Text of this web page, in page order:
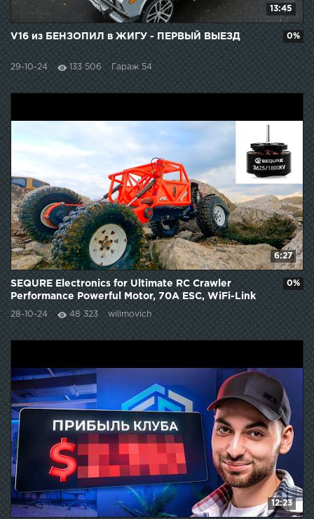
13:45
V16 из БЕНЗОПИЛ в ЖИГУ - ПЕРВЫЙ ВЫЕЗД
29-10-24 133 506 Гараж 54
0%
6:27
SEQURE Electronics for Ultimate RC Crawler
Performance Powerful Motor, 70A ESC, WiFi-Link
Setup
28-10-24 48 323 wilimovich
0%
12:23